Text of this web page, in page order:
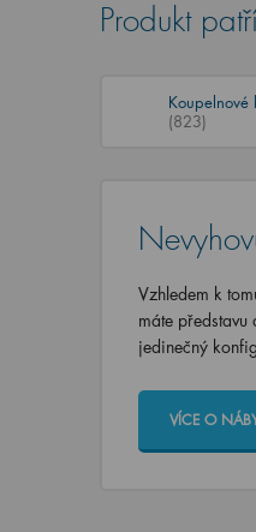
Produkt
Koupelnové
(823)
Vzhledem k
máte
jedinečný
VÍCE O